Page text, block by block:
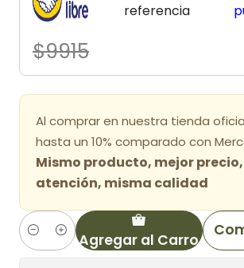
referencia
$9915
Al comprar en nuestra tienda
hasta un 10% comparado con
Mismo producto, mejor
atención, misma calidad
Cantidad Agregar al Carro